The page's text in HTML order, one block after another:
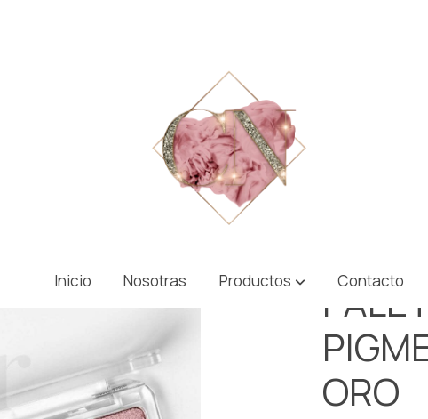
Inicio Nosotras Productos Contacto
ORO